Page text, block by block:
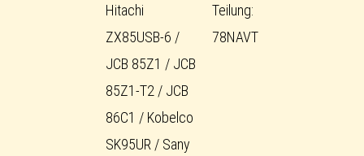
Hitachi
ZX85USB-6 /
JCB 85Z1 / JCB
85Z1-T2 / JCB
86C1 / Kobelco
SK95UR / Sany
Teilung:
78NAVT